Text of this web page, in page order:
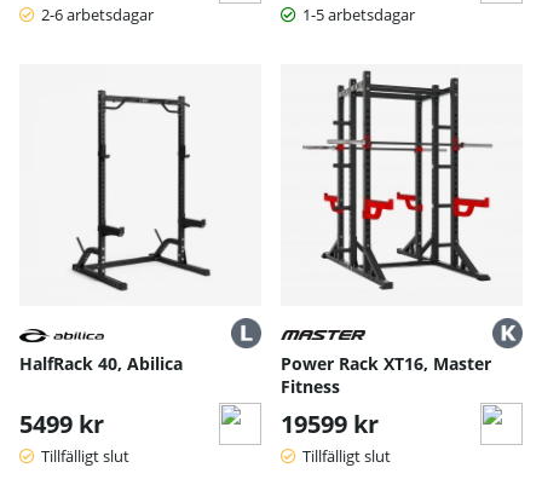
2-6 arbetsdagar
1-5 arbetsdagar
HalfRack 40, Abilica
5499 kr
Tillfälligt slut
Power Rack XT16, Master
Fitness
19599 kr
Tillfälligt slut